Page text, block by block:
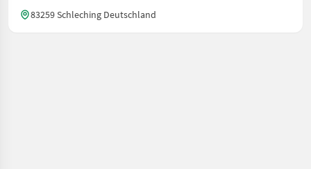
83259 Schleching Deutschland